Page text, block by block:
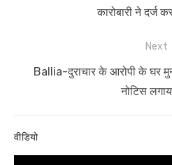
कारोबारी ने दर्ज
Next
Next
Ballia-दुराचार के आरोपी के घर
नोटिस
वीडियो